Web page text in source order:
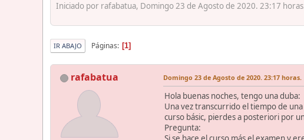
Iniciado por rafabatua, Domingo 23 de Agosto de 2020. 23:17
IR ABAJO Páginas 1
rafabatua Domingo 23 de Agosto de 2020. 23:17 horas.
Hola buenas noches, tengo una duba:
Una vez transcurrido el tiempo de
curso básic, pierdes a posteriori por
Pregunta: